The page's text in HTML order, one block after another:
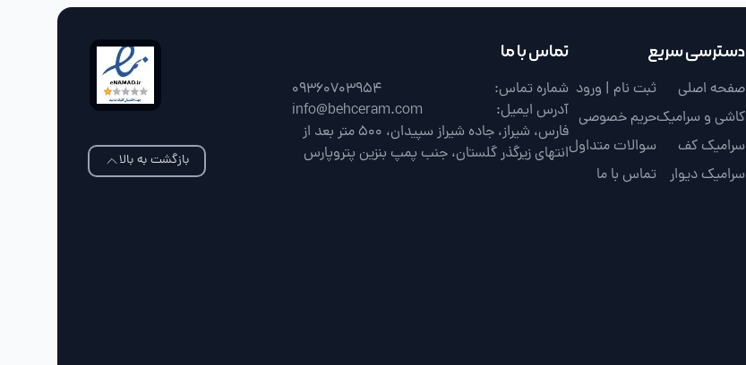
دسترسی سریع
صفحه اصلی
کاشی و سرامیک
سرامیک کف
سرامیک دیوار
ثبت نام | ورود
حریم خصوصی
سوالات متداول
تماس با ما
تماس با ما
شماره تماس:
09360703954
آدرس ایمیل:
info@behceram.com
فارس، شیراز، جاده شیراز سپیدان، 500 متر بعد از
انتهای زیرگذر گلستان، جنب پمپ بنزین پتروپارس
بازگشت به بالا